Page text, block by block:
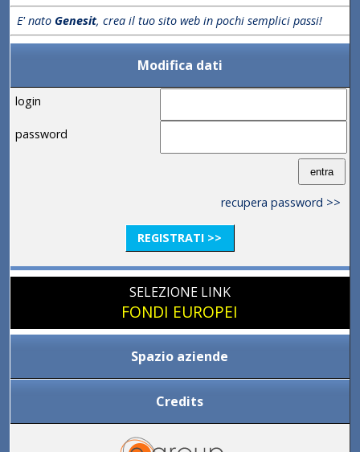
E' nato Genesit, crea il tuo sito web in pochi semplici passi!
Modifica dati
login
password
recupera password >>
REGISTRATI >>
SELEZIONE LINK
FONDI EUROPEI
Spazio aziende
Credits